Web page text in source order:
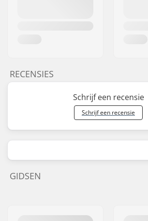
RECENSIES
Schrijf een recensie
Schrijf een recensie
GIDSEN